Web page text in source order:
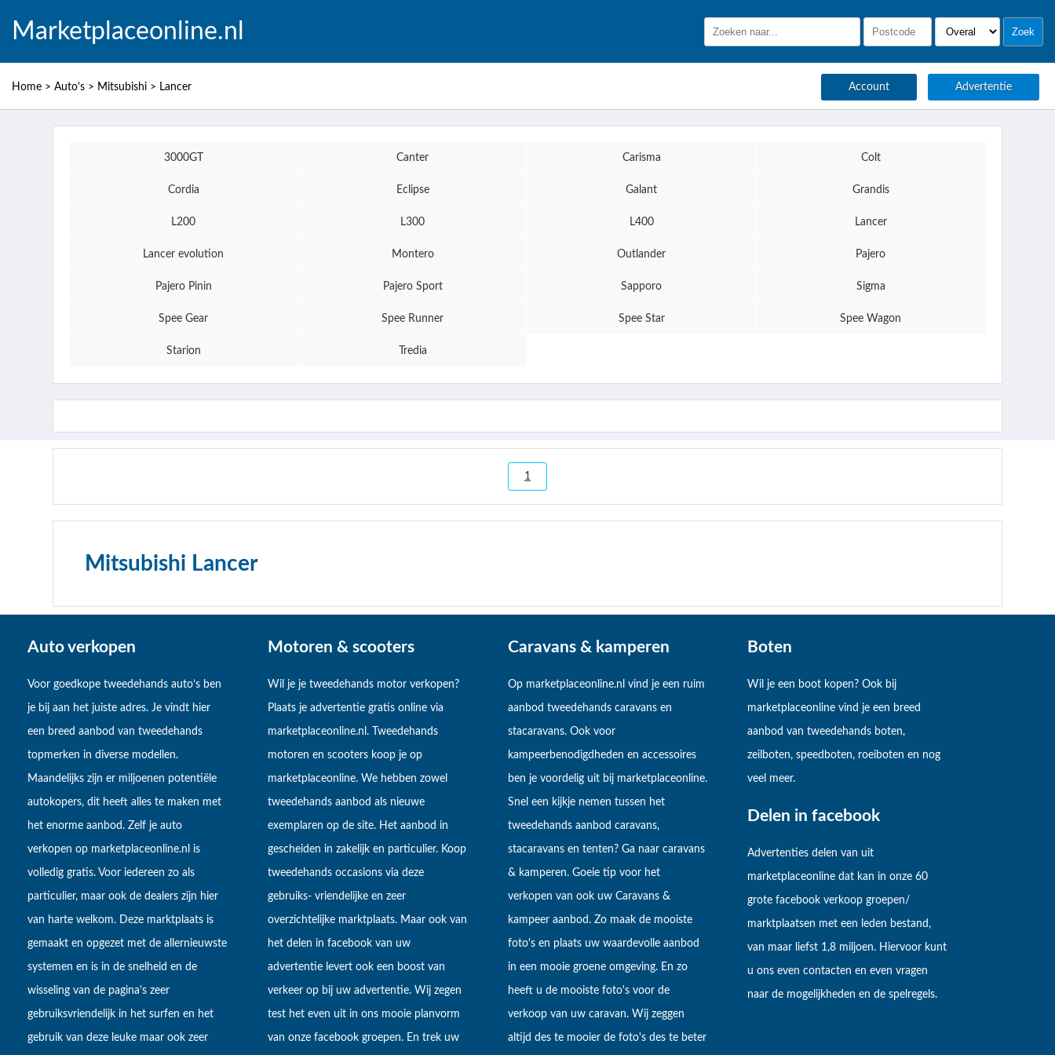
Marketplaceonline.nl
Home > Auto's > Mitsubishi > Lancer Account Advertentie
3000GT Canter Carisma Colt
Cordia Eclipse Galant Grandis
L200 L300 L400 Lancer
Lancer evolution Montero Outlander Pajero
Pajero Pinin Pajero Sport Sapporo Sigma
Spee Gear Spee Runner Spee Star Spee Wagon
Starion Tredia
1
Mitsubishi Lancer
Auto verkopen
Voor goedkope tweedehands auto’s ben
je bij aan het juiste adres. Je vindt hier
een breed aanbod van tweedehands
topmerken in diverse modellen.
Maandelijks zijn er miljoenen potentiële
autokopers, dit heeft alles te maken met
het enorme aanbod. Zelf je auto
verkopen op marketplaceonline.nl is
volledig gratis. Voor iedereen zo als
particulier, maar ook de dealers zijn hier
van harte welkom. Deze marktplaats is
gemaakt en opgezet met de allernieuwste
systemen en is in de snelheid en de
wisseling van de pagina's zeer
gebruiksvriendelijk in het surfen en het
gebruik van deze leuke maar ook zeer
Motoren & scooters
Wil je je tweedehands motor verkopen?
Plaats je advertentie gratis online via
marketplaceonline.nl. Tweedehands
motoren en scooters koop je op
marketplaceonline. We hebben zowel
tweedehands aanbod als nieuwe
exemplaren op de site. Het aanbod in
gescheiden in zakelijk en particulier. Koop
tweedehands occasions via deze
gebruiks- vriendelijke en zeer
overzichtelijke marktplaats. Maar ook van
het delen in facebook van uw
advertentie levert ook een boost van
verkeer op bij uw advertentie. Wij zegen
test het even uit in ons mooie planvorm
van onze facebook groepen. En trek uw
Caravans & kamperen
Op marketplaceonline.nl vind je een ruim
aanbod tweedehands caravans en
stacaravans. Ook voor
kampeerbenodigdheden en accessoires
ben je voordelig uit bij marketplaceonline.
Snel een kijkje nemen tussen het
tweedehands aanbod caravans,
stacaravans en tenten? Ga naar caravans
& kamperen. Goeie tip voor het
verkopen van ook uw Caravans &
kampeer aanbod. Zo maak de mooiste
foto's en plaats uw waardevolle aanbod
in een mooie groene omgeving. En zo
heeft u de mooiste foto's voor de
verkoop van uw caravan. Wij zeggen
altijd des te mooier de foto's des te beter
Boten
Wil je een boot kopen? Ook bij
marketplaceonline vind je een breed
aanbod van tweedehands boten,
zeilboten, speedboten, roeiboten en nog
veel meer.
Delen in facebook
Advertenties delen van uit
marketplaceonline dat kan in onze 60
grote facebook verkoop groepen/
marktplaatsen met een leden bestand,
van maar liefst 1,8 miljoen. Hiervoor kunt
u ons even contacten en even vragen
naar de mogelijkheden en de spelregels.